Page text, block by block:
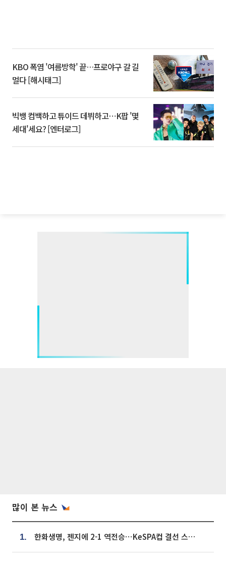
KBO 폭염 '여름방학' 끝…프로야구 갈 길
멀다 [해시태그]
빅뱅 컴백하고 튜이드 데뷔하고⋯K팝 '몇
세대'세요? [엔터로그]
많이 본 뉴스
1. 한화생명, 젠지에 2-1 역전승⋯KeSPA컵 결선 스테이지 2 직행